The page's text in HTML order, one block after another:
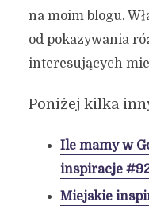
na moim blogu.
od pokazywania
interesujących
Poniżej kilka
Ile mamy w
inspiracje
Miejskie